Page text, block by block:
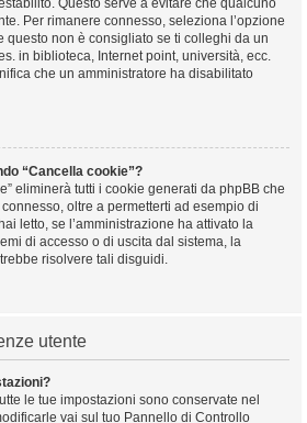
Questo serve a evitare che qualcuno
Per rimanere connesso, seleziona l’opzione
questo non è consigliato se ti colleghi da un
in biblioteca, Internet point, università, ecc.
che un amministratore ha disabilitato
“Cancella cookie”?
eliminerà tutti i cookie generati da phpBB che
oltre a permetterti ad esempio di
letto, se l’amministrazione ha attivato la
di accesso o di uscita dal sistema, la
risolvere tali disguidi.
utente
le tue impostazioni sono conservate nel
vai sul tuo Pannello di Controllo